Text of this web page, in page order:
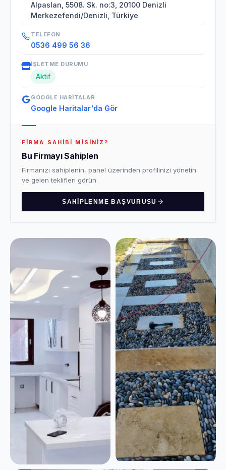
Alpaslan, 5508. Sk. no:3, 20100 Denizli
Merkezefendi/Denizli, Türkiye
TELEFON
0536 499 56 36
İŞLETME DURUMU
Aktif
GOOGLE HARITALAR
Google Haritalar'da Gör
FIRMA SAHIBI MISINIZ?
Bu Firmayı Sahiplen
Firmanızı sahiplenin, panel üzerinden profilinizi yönetin
ve gelen teklifleri görün.
SAHIPLENME BAŞVURUSU